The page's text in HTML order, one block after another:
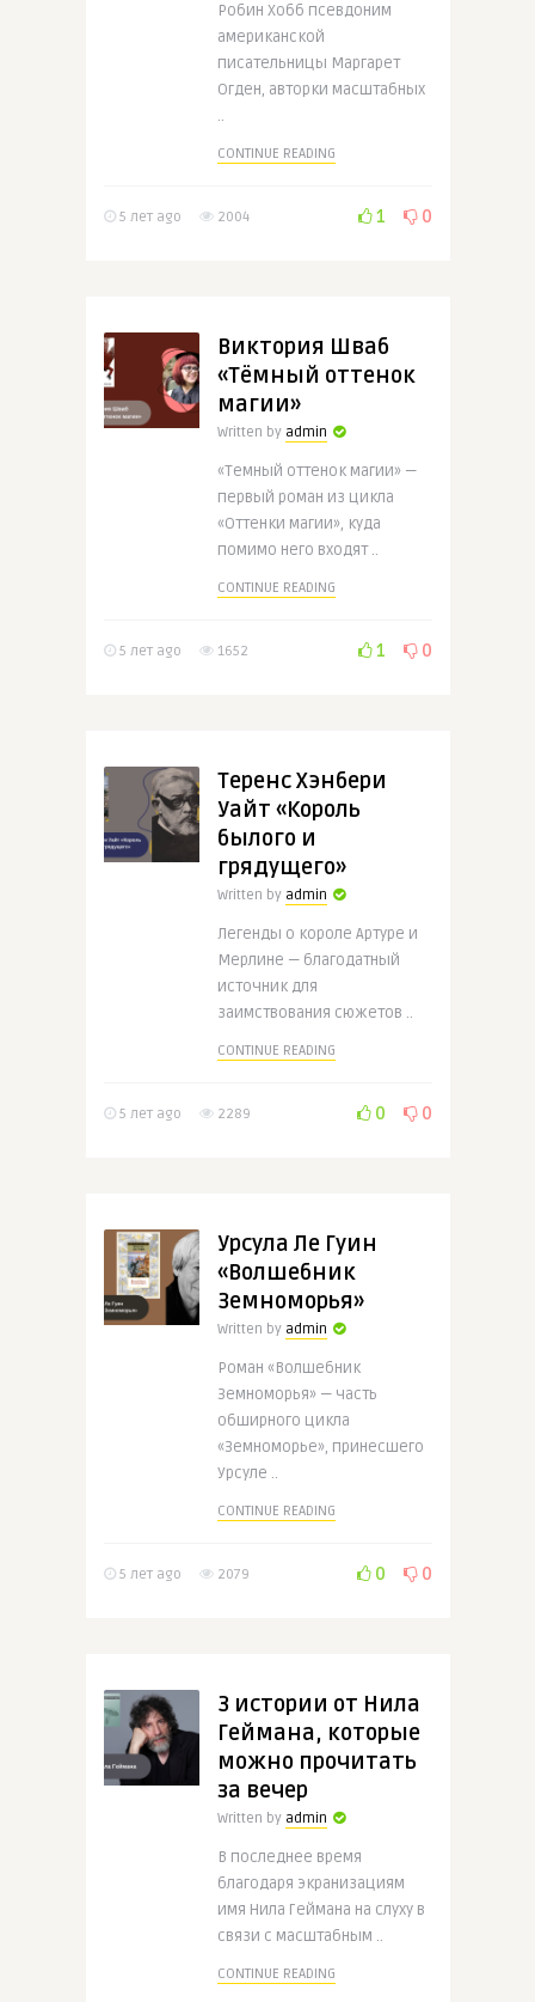
Робин Хобб псевдоним
американской
писательницы Маргарет
Огден, авторки масштабных
..
CONTINUE READING
5 лет ago 2004 1 0
Виктория Шваб
«Тёмный оттенок
магии»
Written by admin
«Темный оттенок магии» —
первый роман из цикла
«Оттенки магии», куда
помимо него входят ..
CONTINUE READING
5 лет ago 1652 1 0
Теренс Хэнбери
Уайт «Король
былого и
грядущего»
Written by admin
Легенды о короле Артуре и
Мерлине — благодатный
источник для
заимствования сюжетов ..
CONTINUE READING
5 лет ago 2289 0 0
Урсула Ле Гуин
«Волшебник
Земноморья»
Written by admin
Роман «Волшебник
Земноморья» — часть
обширного цикла
«Земноморье», принесшего
Урсуле ..
CONTINUE READING
5 лет ago 2079 0 0
3 истории от Нила
Геймана, которые
можно прочитать
за вечер
Written by admin
В последнее время
благодаря экранизациям
имя Нила Геймана на слуху в
связи с масштабным ..
CONTINUE READING